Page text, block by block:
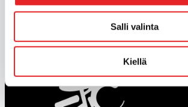
Salli valinta
Kiellä
Aloita autokoulu milloin
teoriaopinnot verkossa.